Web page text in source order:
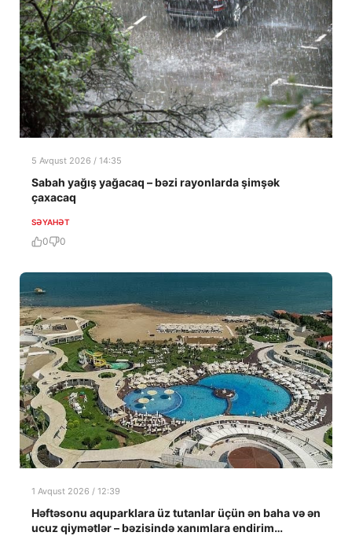
5 Avqust 2026 / 14:35
Sabah yağış yağacaq – bəzi rayonlarda şimşək
çaxacaq
SƏYAHƏT
0 0
1 Avqust 2026 / 12:39
Həftəsonu aquparklara üz tutanlar üçün ən baha və ən
ucuz qiymətlər – bəzisində xanımlara endirim…